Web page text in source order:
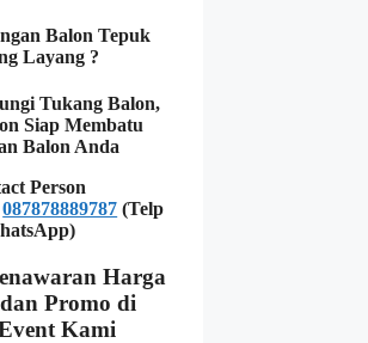
Balon Tepuk
Layang ?
Tukang Balon,
Siap Membatu
Balon Anda
Person
087878889787 (Telp
Harga
Promo di
Kami